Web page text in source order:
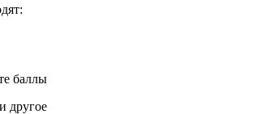
баллы
другое